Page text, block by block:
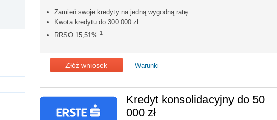
Zamień swoje kredyty na jedną wygodną ratę
Kwota kredytu do 300 000 zł
RRSO 15,51% 1
Złóż wniosek Warunki
Kredyt konsolidacyjny do 50
000 zł